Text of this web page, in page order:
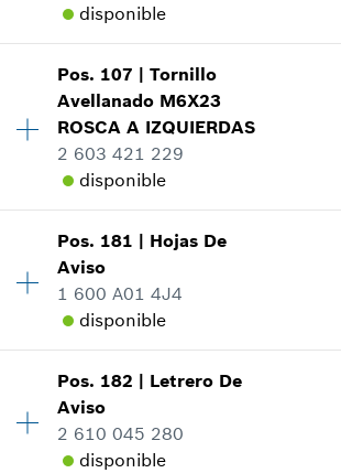
Agregar al carrito
Donde usado
Mostrar en figura
$2.36 *
disponible
Cantidad 13
Precio grupal:12
Información sobre recambios
Donde usado
Mostrar en figura
$1.60 *
Pos. 107 |Tornillo
Avellanado M6X23
ROSCA A IZQUIERDAS
2 603 421 229
disponible
Cantidad 1
Precio grupal
Información sobre recambios
Donde usado
Mostrar en figura
Pos. 181 | Hojas De
Aviso
1 600 A01 4J4
disponible
Precio grupal:14
Información sobre recambios
Donde usado
Pos. 182 | Letrero De
Aviso
2 610 045 280
disponible